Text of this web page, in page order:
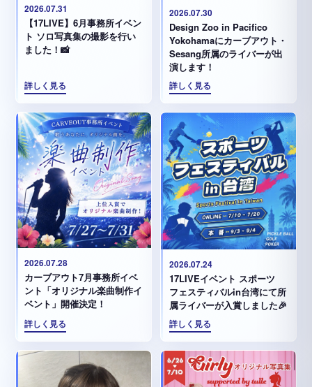
2026.07.31
【17LIVE】6月事務所イベン
ト ソロ写真集の撮影を行い
ました！📸
詳しく見る
2026.07.30
Design Zoo in Pacifico
Yokohamaにカーブアウト・
Sesang所属のライバーが出
演します！
詳しく見る
2026.07.28
カーブアウト7月事務所イベ
ント「オリジナル楽曲制作イ
ベント」開催決定！
詳しく見る
2026.07.24
17LIVEイベント スポーツ
フェスティバルin台湾にて所
属ライバーが入賞しました🎉
詳しく見る